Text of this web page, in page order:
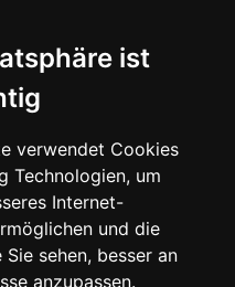
ist
verwendet Cookies
Technologien, um
Internet-
und die
Sie sehen, besser an
anzupassen.
ruhr.de
Zeiten geöffnet
- 17:00 Uhr